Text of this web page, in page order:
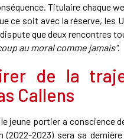
Titulaire chaque
ce soit avec la réserve, les
dispute que deux rencontres
au moral comme jamais".
de la
Callens
jeune portier a conscience
(2022-2023) sera sa